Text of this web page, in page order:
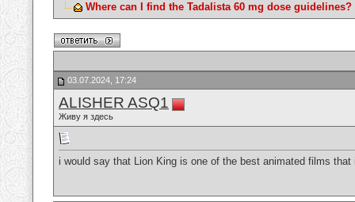
Where can I find the Tadalista 60 mg dose guidelines?
03.07.2024, 17:24
ALISHER ASQ1
Живу я здесь
i would say that Lion King is one of the best animated films